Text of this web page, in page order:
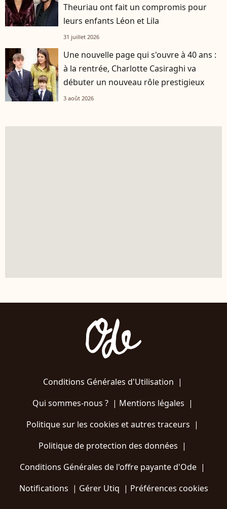
Theuriau ont fait un compromis pour
leurs enfants Léon et Lila
31 juillet 2026
Une nouvelle page qui s'ouvre à 40 ans :
à la rentrée, Charlotte Casiraghi va
débuter un nouveau rôle prestigieux
3 août 2026
Conditions Générales d'Utilisation |
Qui sommes-nous ?| Mentions légales |
Politique sur les cookies et autres traceurs |
Politique de protection des données |
Conditions Générales de l'offre payante d'Ode |
Notifications | Gérer Utiq | Préférences cookies